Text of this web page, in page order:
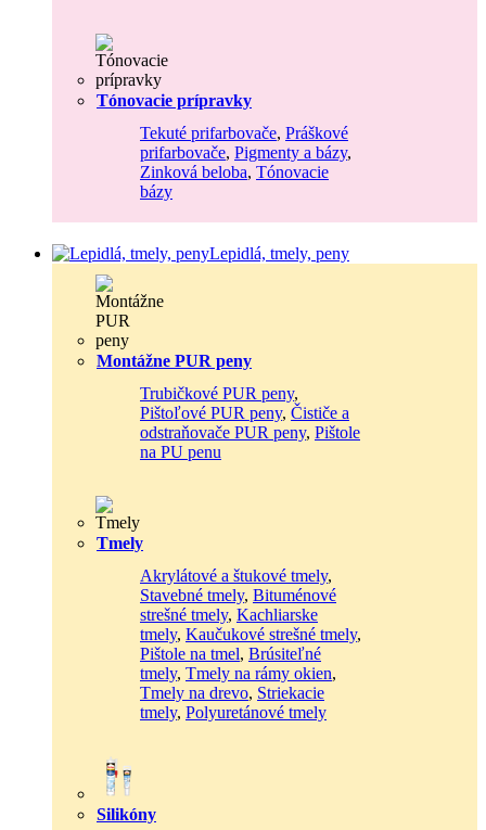
Tónovacie prípravky
Tekuté prifarbovače, Práškové
prifarbovače, Pigmenty a bázy,
Zinková beloba, Tónovacie
bázy
Lepidlá, tmely, peny
Montážne PUR peny
Trubičkové PUR peny,
Pištoľové PUR peny, Čističe a
odstraňovače PUR peny, Pištole
na PU penu
Tmely
Akrylátové a štukové tmely,
Stavebné tmely, Bituménové
strešné tmely, Kachliarske
tmely, Kaučukové strešné tmely,
Pištole na tmel, Brúsiteľné
tmely, Tmely na rámy okien,
Tmely na drevo, Striekacie
tmely, Polyuretánové tmely
Silikóny